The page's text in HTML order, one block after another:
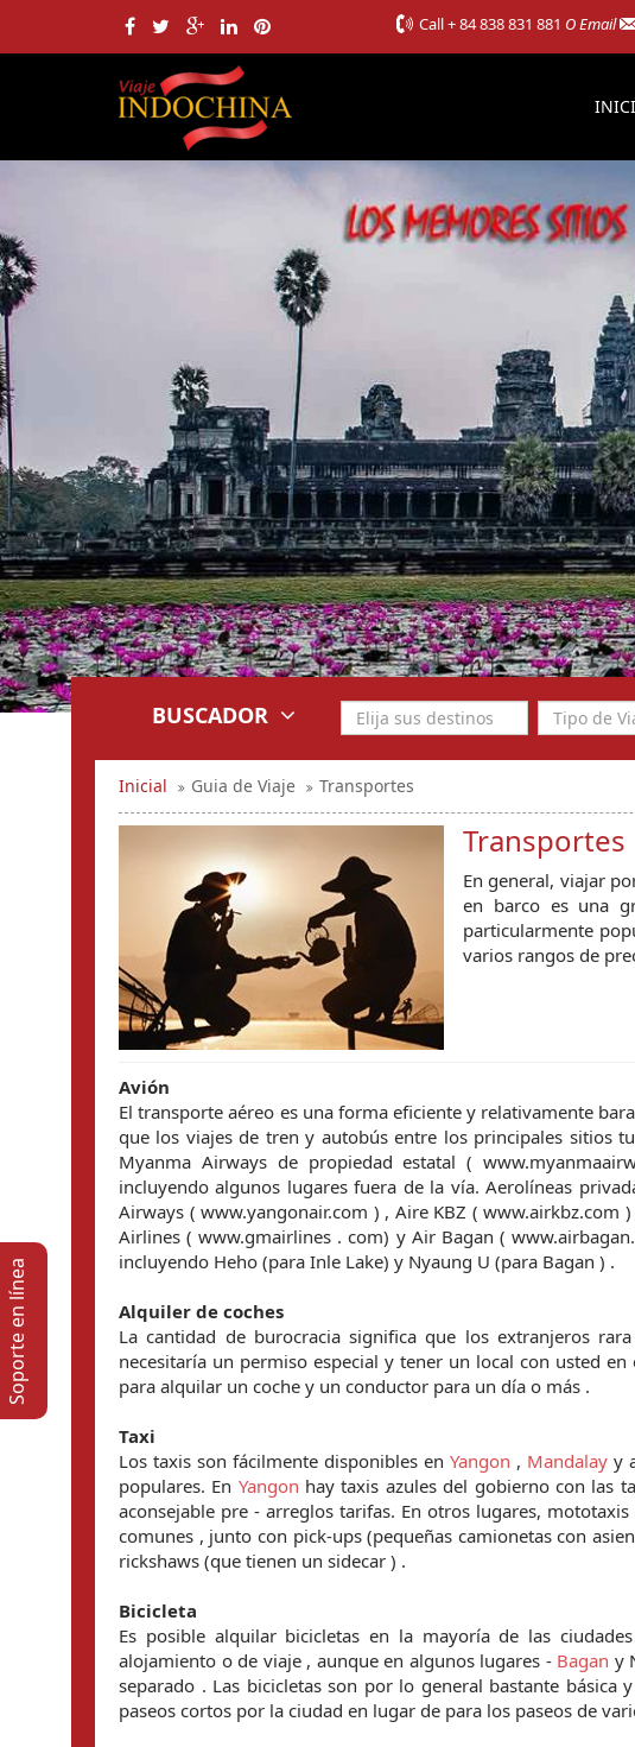
Call+ 84 838 831 881 O Email
BUSCADOR
Inicial Guia de Viaje Transportes
Transportes
En general, viajar
en barco es una
particularmente
varios rangos de
Avión
El transporte aéreo es una forma eficiente y relativamente
que los viajes de tren y autobús entre los principales sitios
Myanma Airways de propiedad estatal (
incluyendo algunos lugares fuera de la vía. Aerolíneas
Airways ( www.yangonair.com ) , Aire KBZ (
Airlines ( www.gmairlines . com) y Air Bagan (
incluyendo Heho (para Inle Lake) y Nyaung U (para Bagan ) .
Alquiler de coches
La cantidad de burocracia significa que los extranjeros
necesitaría un permiso especial y tener un local con usted
para alquilar un coche y un conductor para un día o más .
Taxi
Los taxis son fácilmente disponibles en Yangon , Mandalay y
populares. En Yangon hay taxis azules del gobierno con las
aconsejable pre - arreglos tarifas. En otros lugares,
comunes , junto con pick-ups (pequeñas camionetas con
rickshaws (que tienen un sidecar ) .
Bicicleta
Es posible alquilar bicicletas en la mayoría de las
alojamiento o de viaje , aunque en algunos lugares - Bagan y
separado . Las bicicletas son por lo general bastante
paseos cortos por la ciudad en lugar de para los paseos de
Soporte en lí­nea